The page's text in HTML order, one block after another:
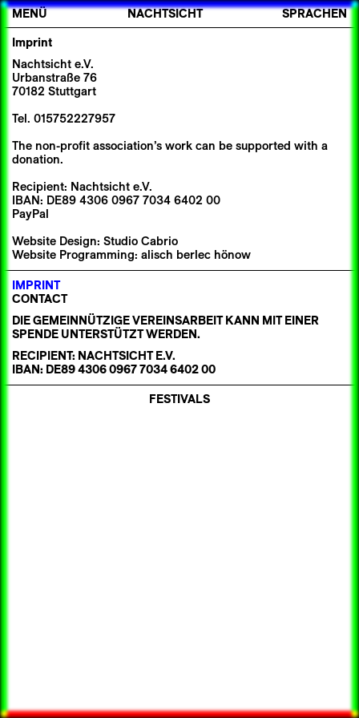
MENÜ NACHTSICHT SPRACHEN
Imprint
Nachtsicht e.V.
Urbanstraße 76
70182 Stuttgart
Tel. 015752227957
The non-profit association’s work can be supported with a
donation.
Recipient: Nachtsicht e.V.
IBAN: DE89 4306 0967 7034 6402 00
PayPal
Website Design: Studio Cabrio
Website Programming: alisch berlec hönow
IMPRINT
CONTACT
DIE GEMEINNÜTZIGE VEREINSARBEIT KANN MIT EINER
SPENDE UNTERSTÜTZT WERDEN.
RECIPIENT: NACHTSICHT E.V.
IBAN: DE89 4306 0967 7034 6402 00
FESTIVALS